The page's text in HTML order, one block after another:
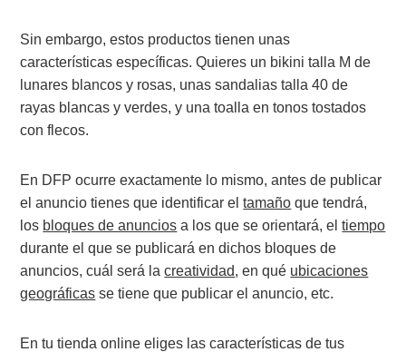
Sin embargo, estos productos tienen unas
características específicas. Quieres un bikini talla M de
lunares blancos y rosas, unas sandalias talla 40 de
rayas blancas y verdes, y una toalla en tonos tostados
con flecos.
En DFP ocurre exactamente lo mismo, antes de publicar
el anuncio tienes que identificar eltamaño que tendrá,
los bloques de anuncios a los que se orientará, eltiempo
durante el que se publicará en dichos bloques de
anuncios, cuál será lacreatividad, en qué ubicaciones
geográficas se tiene que publicar el anuncio, etc.
En tu tienda online eliges las características de tus